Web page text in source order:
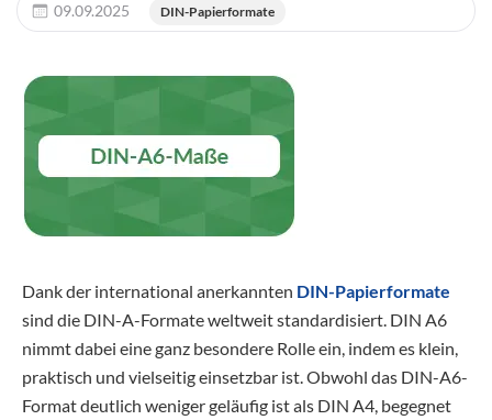
09.09.2025 DIN-Papierformate
Dank der international anerkannten DIN-Papierformate
sind die DIN-A-Formate weltweit standardisiert. DIN A6
nimmt dabei eine ganz besondere Rolle ein, indem es klein,
praktisch und vielseitig einsetzbar ist. Obwohl das DIN-A6-
Format deutlich weniger geläufig ist als DIN A4, begegnet